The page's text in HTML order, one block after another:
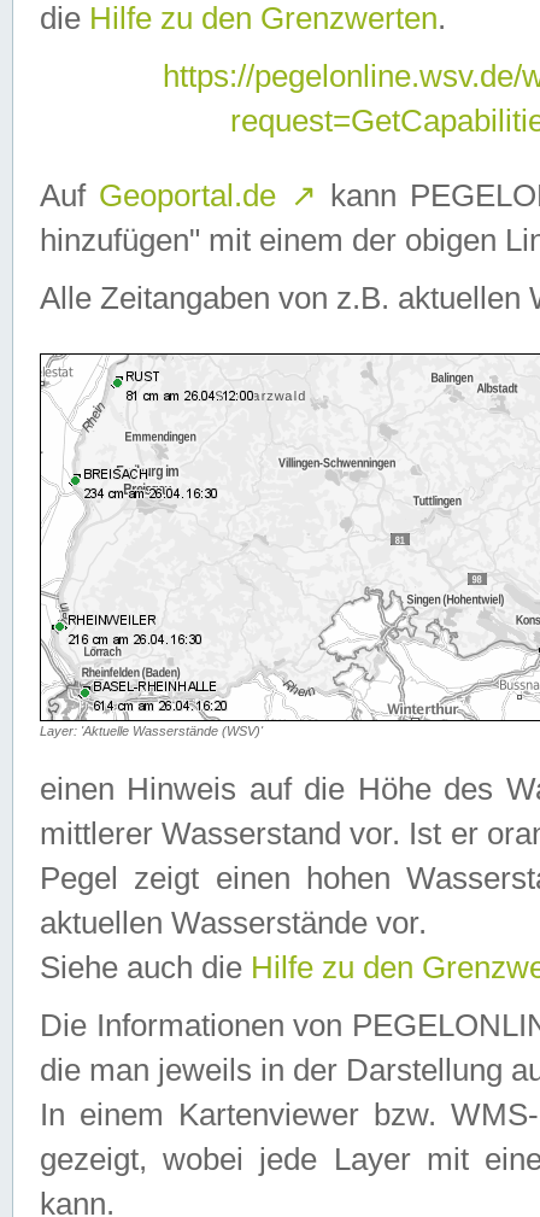
die Hilfe zu den Grenzwerten.
https://
Auf Geoportal.de ↗ kann
hinzufügen" mit einem der obigen
Alle Zeitangaben von z.B. aktuellen
Layer: 'Aktuelle Wasserstände (WSV)'
einen Hinweis auf die Höhe des
mittlerer Wasserstand vor. Ist er
Pegel zeigt einen hohen
aktuellen Wasserstände vor.
Siehe auch die Hilfe zu den
Die Informationen von
die man jeweils in der Darstellung
In einem Kartenviewer bzw.
gezeigt, wobei jede Layer mit
kann.